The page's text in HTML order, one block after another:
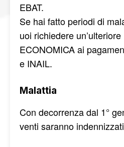
EBAT.
Se hai fatto periodi di
uoi richiedere
ECONOMICA ai
e INAIL.
Malattia
Con decorrenza dal 1°
venti saranno